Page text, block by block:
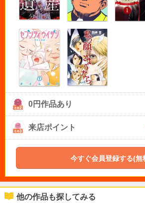
0円作品あり
来店ポイント
今すぐ会員登録する(無
他の作品も探してみる